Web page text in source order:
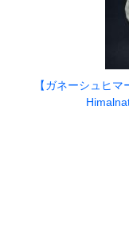
【ガネーシュヒ